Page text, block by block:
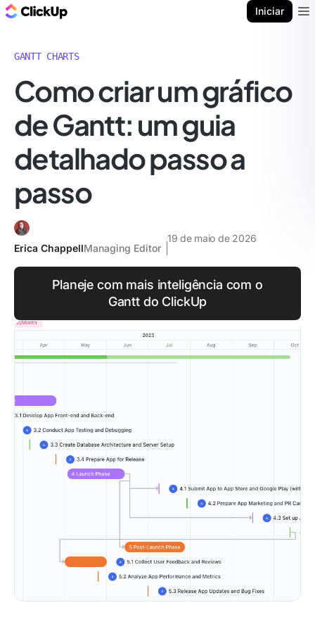
Iniciar
GANTT CHARTS
Como criar um gráfico
de Gantt: um guia
detalhado passo a
passo
Erica ChappellManaging Editor
19 de maio de 2026
Planeje com mais inteligência com o
Gantt do ClickUp